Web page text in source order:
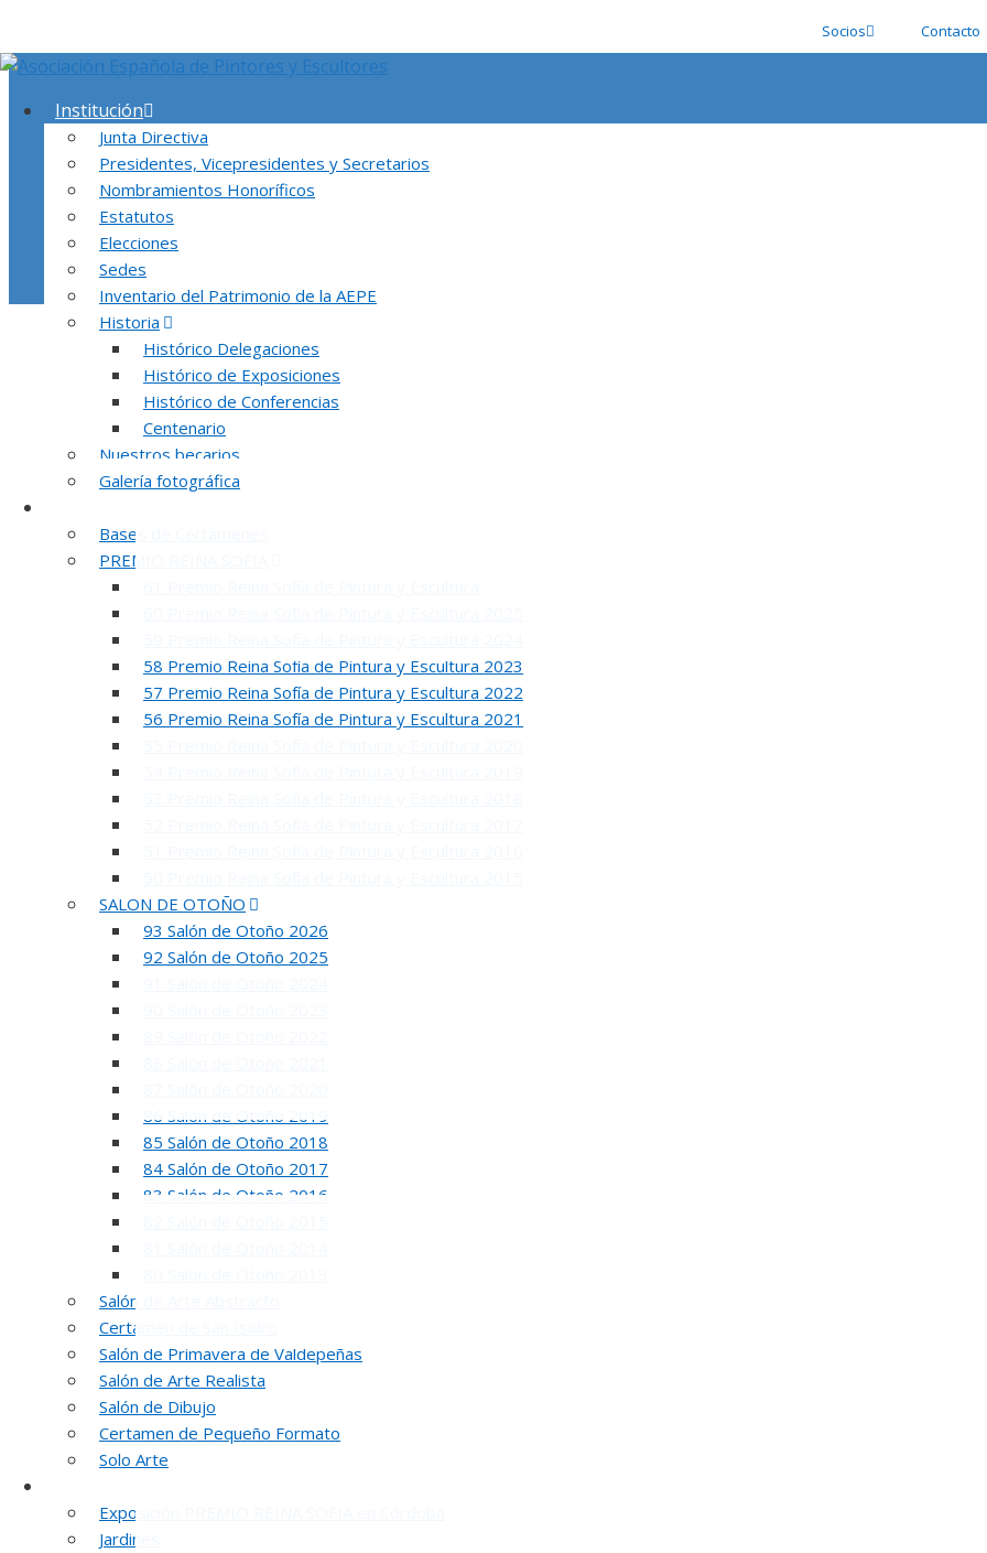
al
contenido
Socios Contacto
Institución
Junta Directiva
Presidentes, Vicepresidentes y Secretarios
Nombramientos Honoríficos
Estatutos
Elecciones
Sedes
Inventario del Patrimonio de la AEPE
Historia
Histórico Delegaciones
Histórico de Exposiciones
Histórico de Conferencias
Centenario
Nuestros becarios
Galería fotográfica
Bases de Certámenes
PREMIO REINA SOFIA
58 Premio Reina Sofía de Pintura y Escultura 2023
57 Premio Reina Sofía de Pintura y Escultura 2022
56 Premio Reina Sofía de Pintura y Escultura 2021
SALON DE OTOÑO
93 Salón de Otoño 2026
92 Salón de Otoño 2025
86 Salón de Otoño 2019
85 Salón de Otoño 2018
84 Salón de Otoño 2017
83 Salón de Otoño 2016
Salón de Arte Abstracto
Certamen de San Isidro
Salón de Primavera de Valdepeñas
Salón de Arte Realista
Salón de Dibujo
Certamen de Pequeño Formato
Solo Arte
Exposición PREMIO REINA SOFIA en Córdoba
Jardines
En esta página encontrarás fotografías de los acontecimientos más importantes de la Asociación
INAUGURACION DEL 80 SALON DE OTOÑO